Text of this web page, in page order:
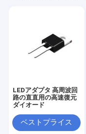
LEDアダプタ 高周波回
路の直直用の高速復元
ダイオード
ベストプライス